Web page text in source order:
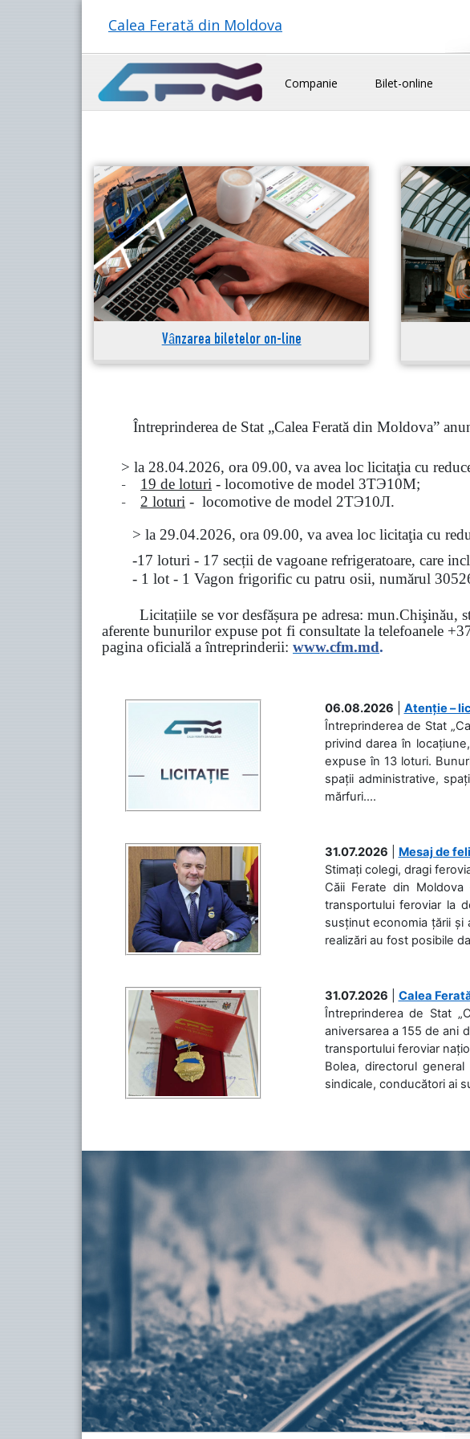
Calea Ferată din Moldova
Companie Bilet-online
Vânzarea biletelor on-line
Întreprinderea de Stat „Calea Ferată din Moldova”
> la 28.04.2026, ora 09.00, va avea loc licitaţia cu
- 19 de loturi - locomotive de model 3ТЭ10М;
- 2 loturi - locomotive de model 2ТЭ10Л.
> la 29.04.2026, ora 09.00, va avea loc licitaţia cu
-17 loturi - 17 secții de vagoane refrigeratoare, care
- 1 lot - 1 Vagon frigorific cu patru osii, numărul
Licitațiile se vor desfășura pe adresa: mun.Chişinău,
aferente bunurilor expuse pot fi consultate la telefoanele
pagina oficială a întreprinderii: www.cfm.md.
06.08.2026
Atenție –
Întreprinderea de Stat
privind darea în
expuse în 13 loturi.
spații administrative,
mărfuri....
31.07.2026
Mesaj de
Stimați colegi, dragi
Căii Ferate din
transportului feroviar la
susținut economia țării și
realizări au fost posibile
31.07.2026
Calea
Întreprinderea de Stat
aniversarea a 155 de ani
transportului feroviar
Bolea, directorul
sindicale, conducători ai